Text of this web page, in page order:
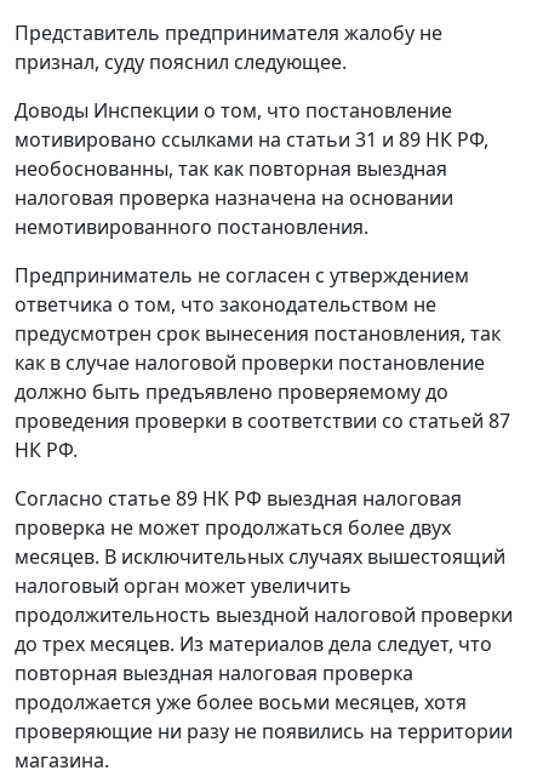
Представитель предпринимателя жалобу не
признал, суду пояснил следующее.
Доводы Инспекции о том, что постановление
мотивировано ссылками на статьи 31 и 89 НК РФ,
необоснованны, так как повторная выездная
налоговая проверка назначена на основании
немотивированного постановления.
Предприниматель не согласен с утверждением
ответчика о том, что законодательством не
предусмотрен срок вынесения постановления, так
как в случае налоговой проверки постановление
должно быть предъявлено проверяемому до
проведения проверки в соответствии со статьей 87
НК РФ.
Согласно статье 89 НК РФ выездная налоговая
проверка не может продолжаться более двух
месяцев. В исключительных случаях вышестоящий
налоговый орган может увеличить
продолжительность выездной налоговой проверки
до трех месяцев. Из материалов дела следует, что
повторная выездная налоговая проверка
продолжается уже более восьми месяцев, хотя
проверяющие ни разу не появились на территории
магазина.